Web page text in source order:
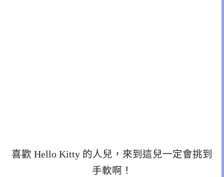
喜歡 Hello Kitty 的人兒，來到這兒一定會挑到
手軟啊！